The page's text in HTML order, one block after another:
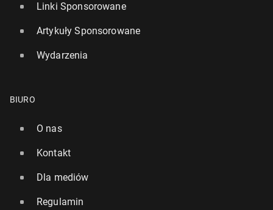
Linki Sponsorowane
Artykuły Sponsorowane
Wydarzenia
BIURO
O nas
Kontakt
Dla mediów
Regulamin